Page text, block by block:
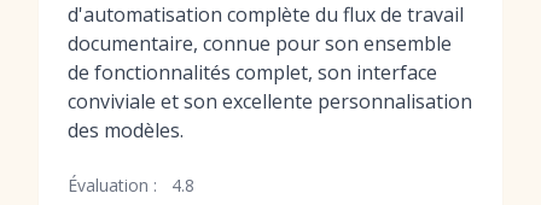
d'automatisation complète du flux de travail
documentaire, connue pour son ensemble
de fonctionnalités complet, son interface
conviviale et son excellente personnalisation
des modèles.
Évaluation : 4.8